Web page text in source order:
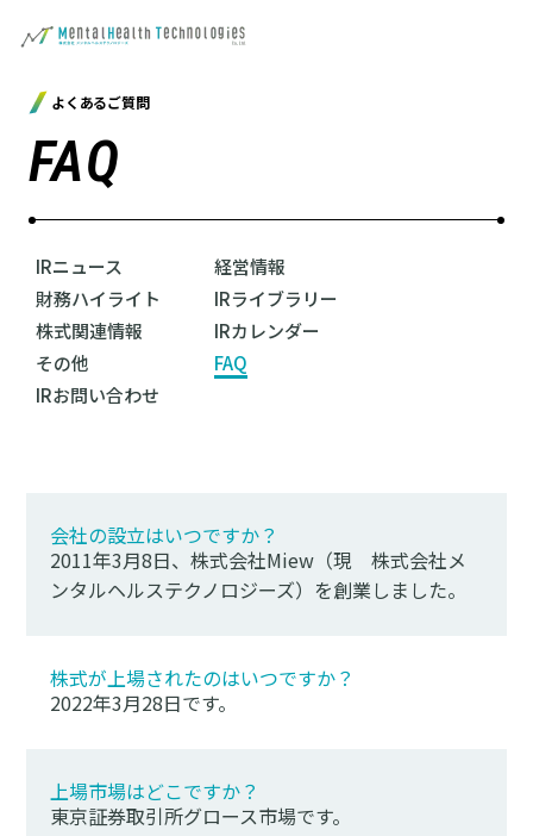
よくあるご質問
FAQ
IRニュース
経営情報
財務ハイライト
IRライブラリー
株式関連情報
IRカレンダー
その他
FAQ
IRお問い合わせ
会社の設立はいつですか？
2011年3月8日、株式会社Miew（現 株式会社メ
ンタルヘルステクノロジーズ）を創業しました。
株式が上場されたのはいつですか？
2022年3月28日です。
上場市場はどこですか？
東京証券取引所グロース市場です。